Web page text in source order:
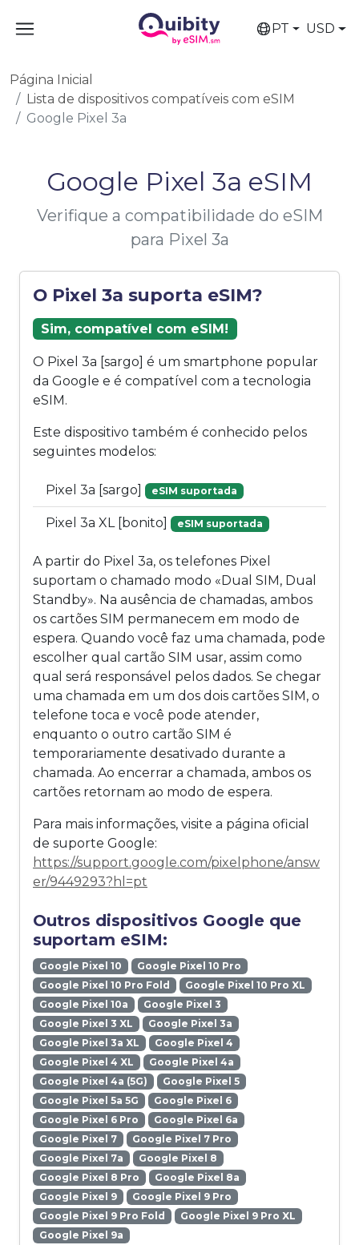
PT USD
Página Inicial
Lista de dispositivos compatíveis com eSIM
Google Pixel 3a
Google Pixel 3a eSIM
Verifique a compatibilidade do eSIM
para Pixel 3a
O Pixel 3a suporta eSIM?
Sim, compatível com eSIM!
O Pixel 3a [sargo] é um smartphone popular
da Google e é compatível com a tecnologia
eSIM.
Este dispositivo também é conhecido pelos
seguintes modelos:
Pixel 3a [sargo] eSIM suportada
Pixel 3a XL [bonito] eSIM suportada
A partir do Pixel 3a, os telefones Pixel
suportam o chamado modo «Dual SIM, Dual
Standby». Na ausência de chamadas, ambos
os cartões SIM permanecem em modo de
espera. Quando você faz uma chamada, pode
escolher qual cartão SIM usar, assim como
qual será responsável pelos dados. Se chegar
uma chamada em um dos dois cartões SIM, o
telefone toca e você pode atender,
enquanto o outro cartão SIM é
temporariamente desativado durante a
chamada. Ao encerrar a chamada, ambos os
cartões retornam ao modo de espera.
Para mais informações, visite a página oficial
de suporte Google:
https://support.google.com/pixelphone/answ
er/9449293?hl=pt
Outros dispositivos Google que
suportam eSIM:
Google Pixel 10
Google Pixel 10 Pro
Google Pixel 10 Pro Fold
Google Pixel 10 Pro XL
Google Pixel 10a
Google Pixel 3
Google Pixel 3 XL
Google Pixel 3a
Google Pixel 3a XL
Google Pixel 4
Google Pixel 4 XL
Google Pixel 4a
Google Pixel 4a (5G)
Google Pixel 5
Google Pixel 5a 5G
Google Pixel 6
Google Pixel 6 Pro
Google Pixel 6a
Google Pixel 7
Google Pixel 7 Pro
Google Pixel 7a
Google Pixel 8
Google Pixel 8 Pro
Google Pixel 8a
Google Pixel 9
Google Pixel 9 Pro
Google Pixel 9 Pro Fold
Google Pixel 9 Pro XL
Google Pixel 9a